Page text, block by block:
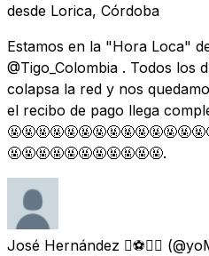
desde Lorica, Córdoba
Estamos en la "Hora Loca"
@Tigo_Colombia . Todos los
colapsa la red y nos
el recibo de pago llega
🤬🤬🤬🤬🤬🤬🤬🤬🤬🤬🤬.
José Hernández ⚽️🏄‍♂️